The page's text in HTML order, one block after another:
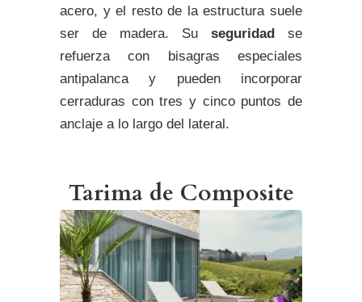
acero, y el resto de la estructura suele
ser de madera. Su seguridad
se
refuerza con bisagras especiales
antipalanca y pueden incorporar
cerraduras con tres y cinco puntos de
anclaje a lo largo del lateral.
Tarima de Composite